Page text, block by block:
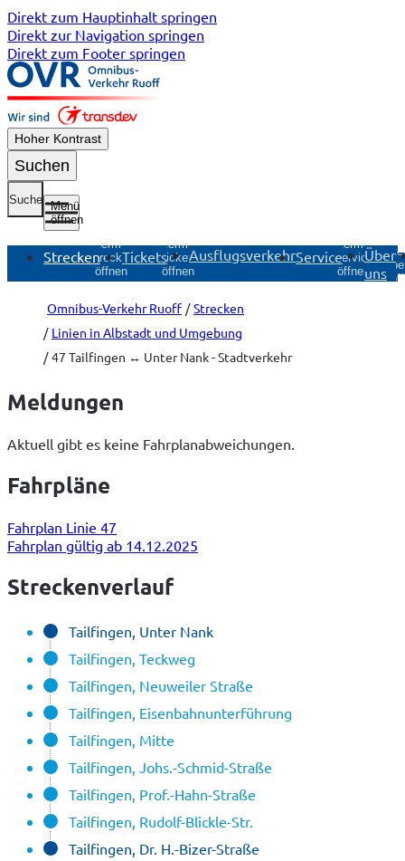
Direkt zum Hauptinhalt springen
Direkt zur Navigation springen
Direkt zum Footer springen
Hoher Kontrast
Suchen
Suche
Menü
öffnen
Strecken
Untermenü
Strecken
öffnen
Tickets
Untermenü
Tickets
öffnen
AusflugsverkehrService
Untermenü
Service
öffnen
Über
uns
Omnibus-Verkehr Ruoff
Strecken
Linien in Albstadt und Umgebung
47 Tailfingen ↔ Unter Nank - Stadtverkehr
Meldungen
Aktuell gibt es keine Fahrplanabweichungen.
Fahrpläne
Fahrplan Linie 47
Fahrplan gültig ab 14.12.2025
Streckenverlauf
Tailfingen, Unter Nank
Tailfingen, Teckweg
Tailfingen, Neuweiler Straße
Tailfingen, Eisenbahnunterführung
Tailfingen, Mitte
Tailfingen, Johs.-Schmid-Straße
Tailfingen, Prof.-Hahn-Straße
Tailfingen, Rudolf-Blickle-Str.
Tailfingen, Dr. H.-Bizer-Straße